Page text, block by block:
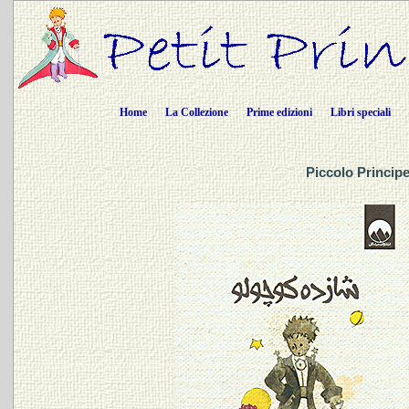
Home La Collezione Prime edizioni Libri speciali
Piccolo